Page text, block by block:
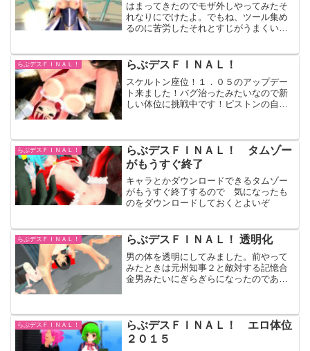
はまってきたのでモザ外しやってみたそ
れなりにでけたよ。でもね、ツール集め
るのに苦労したそれとすじがうまくいか
衣装が豊富なところがいい！半脱ぎでき
ないけどイリュージョの...
らぶデスＦＩＮＡＬ！ らぶデスＦＩＮＡＬ！
スケルトン座位！１．０５のアップデー
ト来ました！バグ治ったみたいなので新
しい体位に挑戦中です！ピストンの自動
たあとモンスターの体位...
らぶデスＦＩＮＡＬ！
らぶデスＦＩＮＡＬ！ タムゾー
がもうすぐ終了
キャラとかダウンロードできるタムゾー
がもうすぐ終了するので 気になったも
のをダウンロードしておくとよいぞ
らぶデスＦＩＮＡＬ！ らぶデスＦＩＮＡＬ！ 透明化
男の体を透明にしてみました。前やって
みたときは元州知事２と敵対する記憶合
金男みたいにぎらぎらになったのであき
透明！一部透明にしてみま...
らぶデスＦＩＮＡＬ！
らぶデスＦＩＮＡＬ！ エロ体位
２０１５